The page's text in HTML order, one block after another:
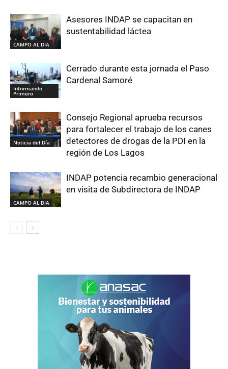
CAMPO AL DIA
Asesores INDAP se capacitan en
sustentabilidad láctea
Informando
Primero
Cerrado durante esta jornada el Paso
Cardenal Samoré
Noticia del Día
Consejo Regional aprueba recursos
para fortalecer el trabajo de los canes
detectores de drogas de la PDI en la
región de Los Lagos
CAMPO AL DIA
INDAP potencia recambio generacional
en visita de Subdirectora de INDAP